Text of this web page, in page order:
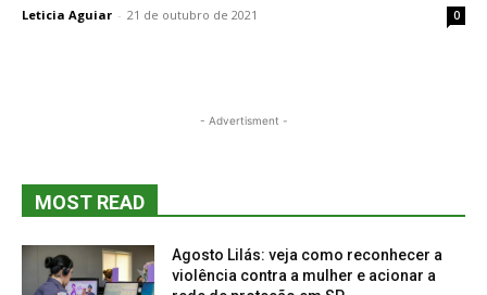
Leticia Aguiar - 21 de outubro de 2021 0
- Advertisment -
MOST READ
Agosto Lilás: veja como reconhecer a
violência contra a mulher e acionar a